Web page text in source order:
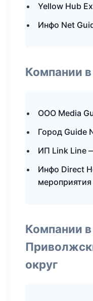
Yellow Hub
Инфо Net
Компании
ООО Media
Город Guide
ИП Link Line
Инфо Direct
мероприятия
Компании в
округ